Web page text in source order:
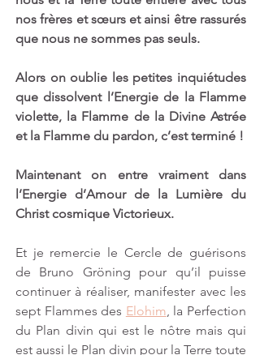
nos frères et sœurs et ainsi être rassurés
que nous ne sommes pas seuls.
Alors on oublie les petites inquiétudes
que dissolvent l’Energie de la Flamme
violette, la Flamme de la Divine Astrée
et la Flamme du pardon, c’est terminé !
Maintenant on entre vraiment dans
l’Energie d’Amour de la Lumière du
Christ cosmique Victorieux.
Et je remercie le Cercle de guérisons
de Bruno Gröning pour qu’il puisse
continuer à réaliser, manifester avec les
sept Flammes des Elohim, la Perfection
du Plan divin qui est le nôtre mais qui
est aussi le Plan divin pour la Terre toute